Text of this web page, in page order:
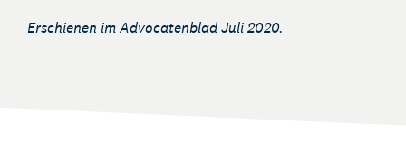
Erschienen imAdvocatenblad Juli 2020.